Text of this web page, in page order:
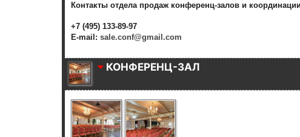
Контакты отдела продаж конференц-залов и
+7 (495) 133-89-97
E-mail: sale.conf@gmail.com
КОНФЕРЕНЦ-ЗАЛ